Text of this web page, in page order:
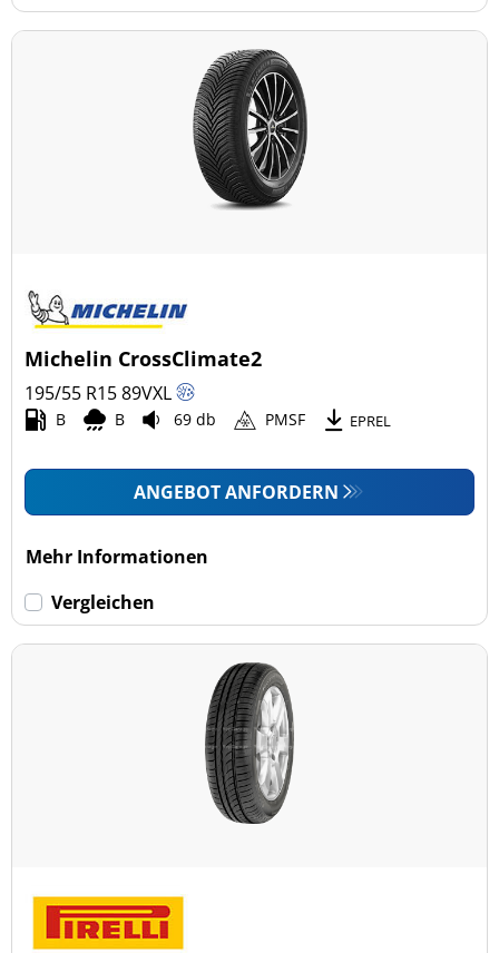
Michelin CrossClimate2
195/55 R1589VXL
B B 69 db PMSF EPREL
ANGEBOT ANFORDERN
Mehr Informationen
Vergleichen